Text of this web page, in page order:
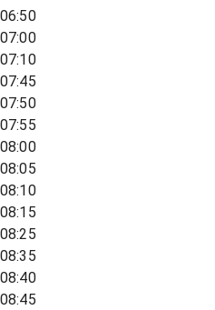
06:50
07:00
07:10
07:45
07:50
07:55
08:00
08:05
08:10
08:15
08:25
08:35
08:40
08:45